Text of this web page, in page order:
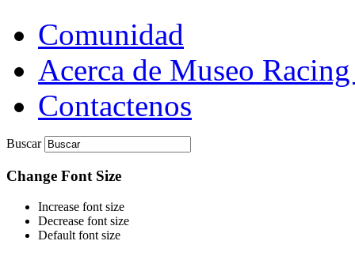
Comunidad
Acerca de Museo
Contactenos
Buscar
Change Font Size
Increase font size
Decrease font size
Default font size